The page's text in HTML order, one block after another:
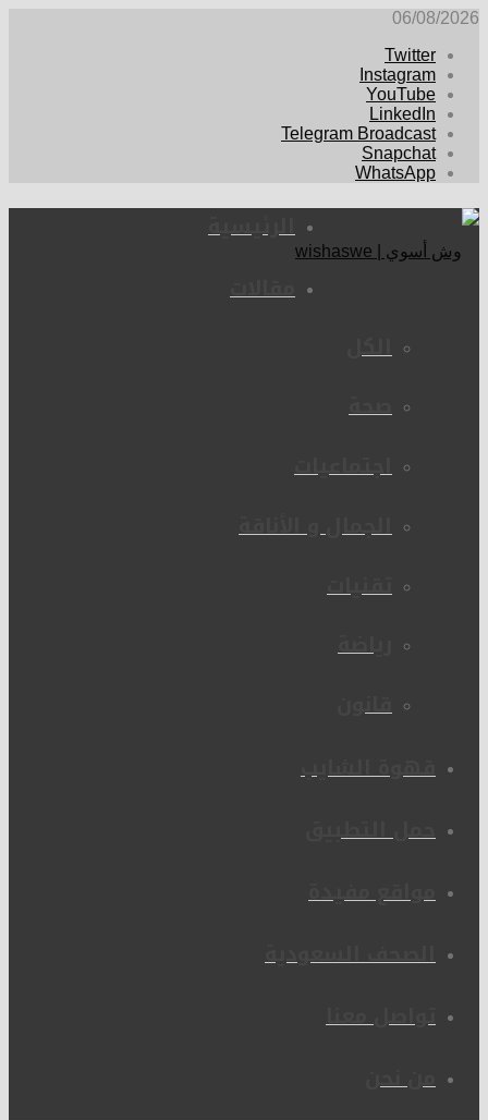
06/08/2026
Twitter
Instagram
YouTube
LinkedIn
Telegram Broadcast
Snapchat
WhatsApp
الرئيسية
مقالات
الكل
صحة
اجتماعيات
الجمال و الأناقة
تقنيات
رياضة
قانون
قهوة الشايب
حمل التطبيق
مواقع مفيدة
الصحف السعودية
تواصل معنا
من نحن